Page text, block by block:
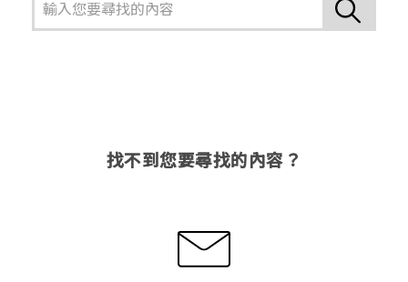
找不到您要尋找的內容？